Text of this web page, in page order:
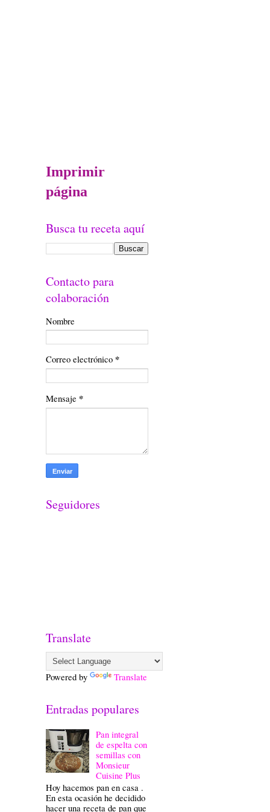
Imprimir
página
Busca tu receta aquí
Contacto para
colaboración
Nombre
Correo electrónico *
Mensaje *
Seguidores
Translate
Powered by Translate
Entradas populares
Pan integral
de espelta con
semillas con
Monsieur
Cuisine Plus
Hoy hacemos pan en casa .
En esta ocasión he decidido
hacer una receta de pan que